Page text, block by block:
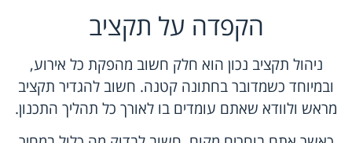
הקפדה על תקציב
ניהול תקציב נכון הוא חלק חשוב מהפקת כל אירוע,
ובמיוחד כשמדובר בחתונה קטנה. חשוב להגדיר תקציב
מראש ולוודא שאתם עומדים בו לאורך כל תהליך התכנון.